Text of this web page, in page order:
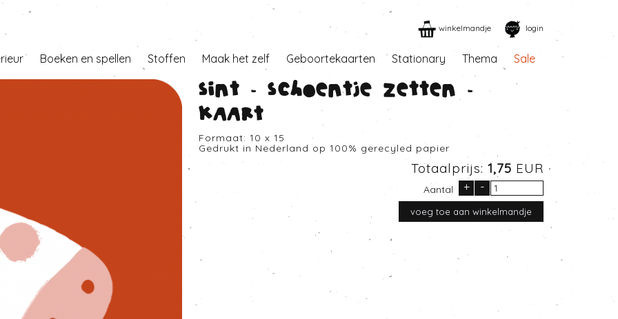
winkelmandje login
Boeken en spellen Stoffen Maak het zelf Geboortekaarten Stationary Thema Sale
Sint - Schoentje zetten -
Kaart
Formaat: 10 x 15
Gedrukt in Nederland op 100% gerecyled papier
Totaalprijs: 1,75 EUR
Aantal + -